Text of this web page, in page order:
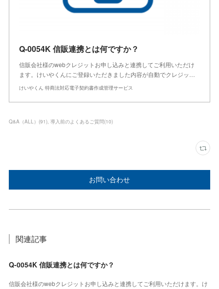
Q-0054K 信販連携とは何ですか？
信販会社様のwebクレジットお申し込みと連携してご利用いただけ
ます。けいやくんにご登録いただきました内容が自動でクレジッ…
けいやくん 特商法対応電子契約書作成管理サービス
Q&A（ALL） (91) 導入前のよくあるご質問(10)
お問い合わせ
関連記事
Q-0054K 信販連携とは何ですか？
信販会社様のwebクレジットお申し込みと連携してご利用いただけます。け